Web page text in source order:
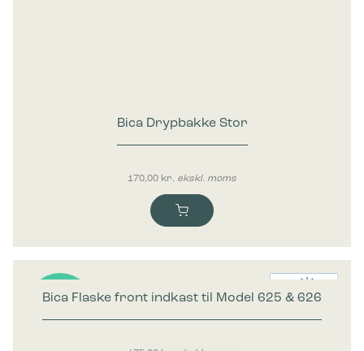
Bica Drypbakke Stor
170,00 kr. ekskl. moms
Bica Flaske front indkast til Model 625 & 626